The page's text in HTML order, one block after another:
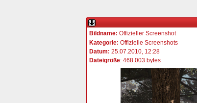
Bildname: Offizieller Screenshot
Kategorie: Offizielle Screenshots
Datum: 25.07.2010, 12:28
Dateigröße: 468.003 bytes